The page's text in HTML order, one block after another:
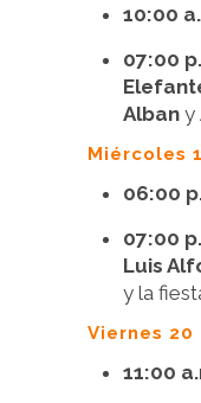
10:00
07:00
Alban y
Miércoles
06:00
07:00
Luis
y la
Viernes 20
11:00